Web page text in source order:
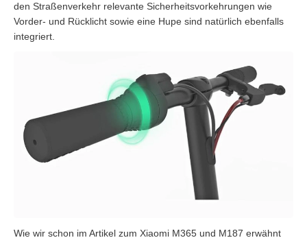
den Straßenverkehr relevante Sicherheitsvorkehrungen wie
Vorder- und Rücklicht sowie eine Hupe sind natürlich ebenfalls
integriert.
Wie wir schon im Artikel zum Xiaomi M365 und M187 erwähnt